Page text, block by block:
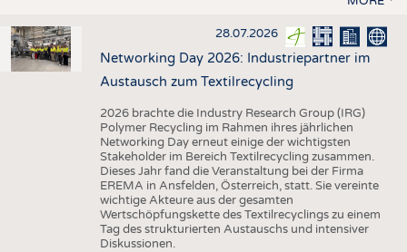
28.07.2026
Networking Day 2026: Industriepartner im
Austausch zum Textilrecycling
2026 brachte die Industry Research Group (IRG)
Polymer Recycling im Rahmen ihres jährlichen
Networking Day erneut einige der wichtigsten
Stakeholder im Bereich Textilrecycling zusammen.
Dieses Jahr fand die Veranstaltung bei der Firma
EREMA in Ansfelden, Österreich, statt. Sie vereinte
wichtige Akteure aus der gesamten
Wertschöpfungskette des Textilrecyclings zu einem
Tag des strukturierten Austauschs und intensiver
Diskussionen.